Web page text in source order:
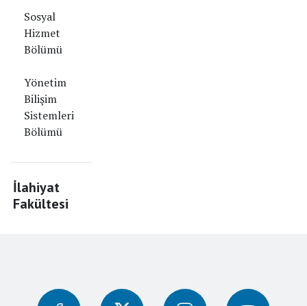
Sosyal
Hizmet
Bölümü
Yönetim
Bilişim
Sistemleri
Bölümü
İlahiyat
Fakültesi